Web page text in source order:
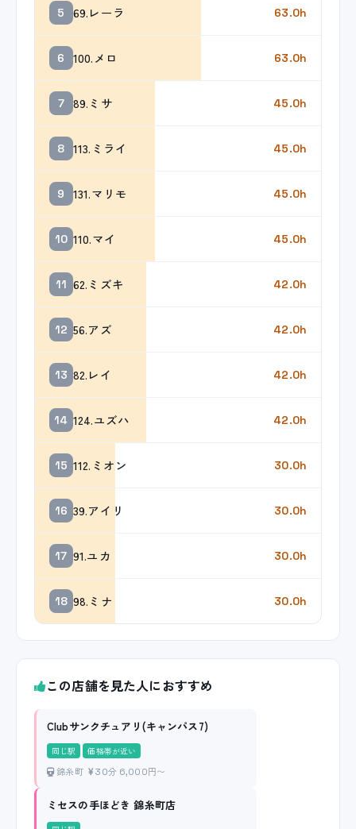
5 69.レーラ 63.0h
6 100.メロ 63.0h
7 89.ミサ 45.0h
8 113.ミライ 45.0h
9 131.マリモ 45.0h
10 110.マイ 45.0h
11 62.ミズキ 42.0h
12 56.アズ 42.0h
13 82.レイ 42.0h
14 124.ユズハ 42.0h
15 112.ミオン 30.0h
16 39.アイリ 30.0h
17 91.ユカ 30.0h
18 98.ミナ 30.0h
この店舗を見た人におすすめ
Clubサンクチュアリ(キャンパス7)
同じ駅 価格帯が近い
錦糸町 30分 6,000円〜
ミセスの手ほどき 錦糸町店